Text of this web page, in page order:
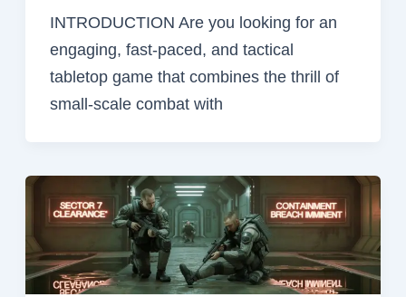
INTRODUCTION Are you looking for an
engaging, fast-paced, and tactical
tabletop game that combines the thrill of
small-scale combat with